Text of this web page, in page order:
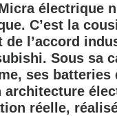
électrique
C’est la
de l’accord
Sous sa
ses
architecture
réelle,